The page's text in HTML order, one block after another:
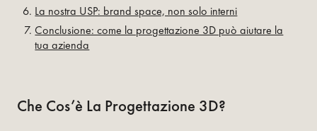
La nostra USP: brand space, non solo interni
Conclusione: come la progettazione 3D può aiutare la
tua azienda
Che Cos’è La Progettazione 3D?